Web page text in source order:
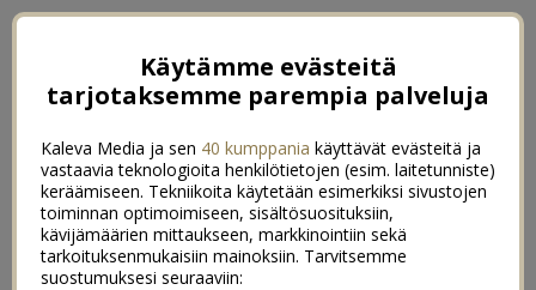
Käytämme evästeitä
tarjotaksemme parempia palveluja
Kaleva Media ja sen 40 kumppania käyttävät evästeitä ja
vastaavia teknologioita henkilötietojen (esim. laitetunniste)
keräämiseen. Tekniikoita käytetään esimerkiksi sivustojen
toiminnan optimoimiseen, sisältösuosituksiin,
kävijämäärien mittaukseen, markkinointiin sekä
tarkoituksenmukaisiin mainoksiin. Tarvitsemme
suostumuksesi seuraaviin: